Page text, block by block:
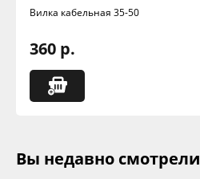
Вилка кабельная 35-50
360 р.
Вы недавно смотрели